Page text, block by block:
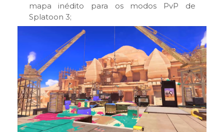
mapa inédito para os modos PvP de
Splatoon 3;